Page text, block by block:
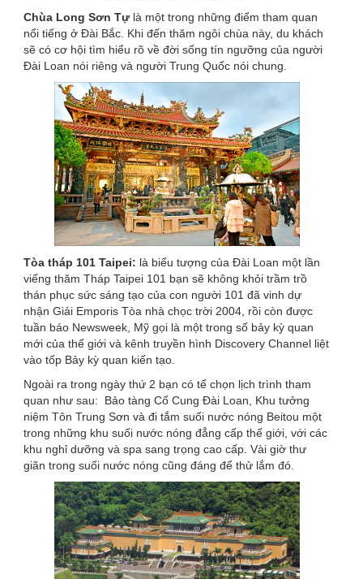
Chùa Long Sơn Tựlà một trong những điểm tham quan
nổi tiếng ở Đài Bắc. Khi đến thăm ngôi chùa này, du khách
sẽ có cơ hội tìm hiểu rõ về đời sống tín ngưỡng của người
Đài Loan nói riêng và người Trung Quốc nói chung.
Tòa tháp 101 Taipei: là biểu tượng của Đài Loan một lần
viếng thăm Tháp Taipei 101 bạn sẽ không khỏi trầm trồ
thán phục sức sáng tạo của con người 101 đã vinh dự
nhận Giải Emporis Tòa nhà chọc trời 2004, rồi còn được
tuần báo Newsweek, Mỹ gọi là một trong số bảy kỳ quan
mới của thế giới và kênh truyền hình Discovery Channel liệt
vào tốp Bảy kỳ quan kiến tạo.
Ngoài ra trong ngày thứ 2 bạn có tể chọn lịch trình tham
quan như sau: Bảo tàng Cố Cung Đài Loan, Khu tưởng
niệm Tôn Trung Sơn và đi tắm suối nước nóng Beitou một
trong những khu suối nước nóng đẳng cấp thế giới, với các
khu nghỉ dưỡng và spa sang trọng cao cấp. Vài giờ thư
giãn trong suối nước nóng cũng đáng để thử lắm đó.